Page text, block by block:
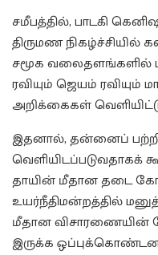
சமீபத்தில், பாடகி
திருமண
சமூக வலைதளங்களில்
ரவியும் ஜெயம் ரவியும்
அறிக்கைகள்
இதனால், தன்னைப்
வெளியிடப்படுவதாகக்
தாயின் மீதான தடை
உயர்நீதிமன்றத்தில்
மீதான விசாரணையின்
இருக்க